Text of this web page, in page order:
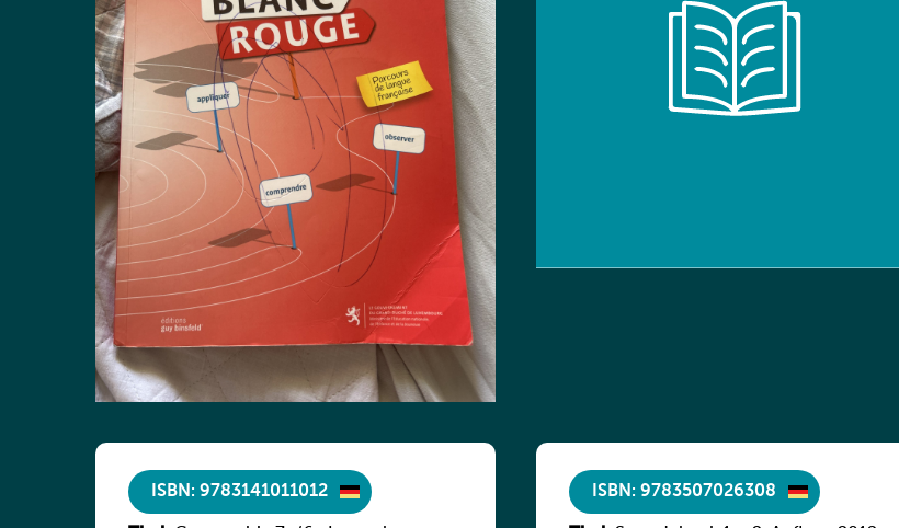
ISBN: 9783141011012 ISBN: 9783507026308